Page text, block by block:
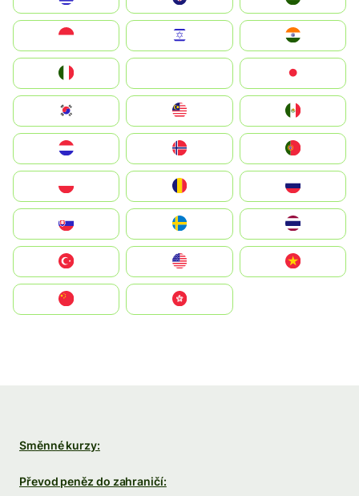
South Korea
United States
中國香港特別行政區
Směnné kurzy:
Převod peněz do zahraničí: